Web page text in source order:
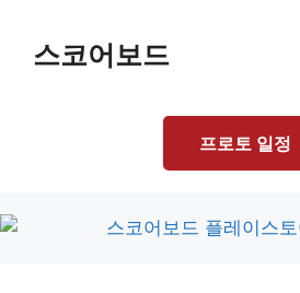
content스코어보드
프로토 일정